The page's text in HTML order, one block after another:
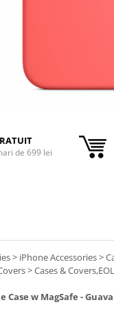
de 699 lei
> iPhone Accessories >
> Cases &
Case w MagSafe - Guava